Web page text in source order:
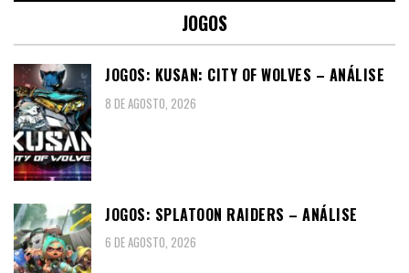
JOGOS
JOGOS: KUSAN: CITY OF WOLVES – ANÁLISE
8 DE AGOSTO, 2026
JOGOS: SPLATOON RAIDERS – ANÁLISE
6 DE AGOSTO, 2026